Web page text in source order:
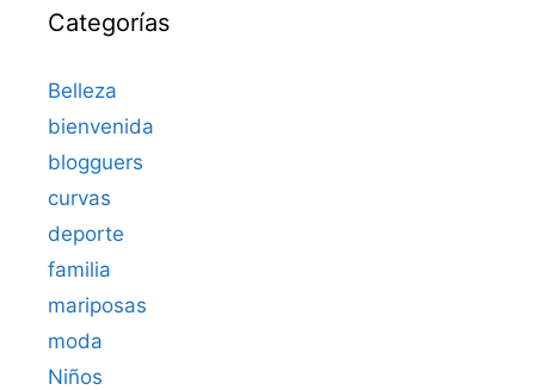
Categorías
Belleza
bienvenida
blogguers
curvas
deporte
familia
mariposas
moda
Niños